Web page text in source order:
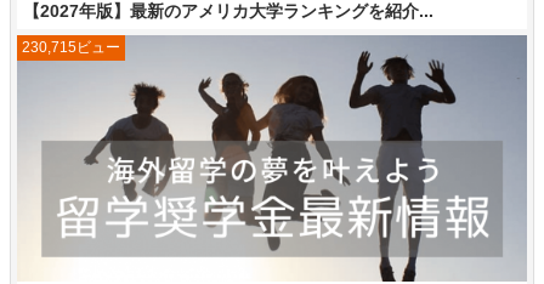
【2027年版】最新のアメリカ大学ランキングを紹介...
230,715ビュー